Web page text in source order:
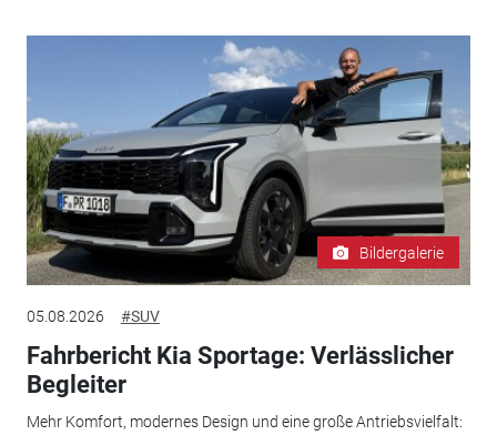
Bildergalerie
05.08.2026 #SUV
Fahrbericht Kia Sportage: Verlässlicher
Begleiter
Mehr Komfort, modernes Design und eine große Antriebsvielfalt: